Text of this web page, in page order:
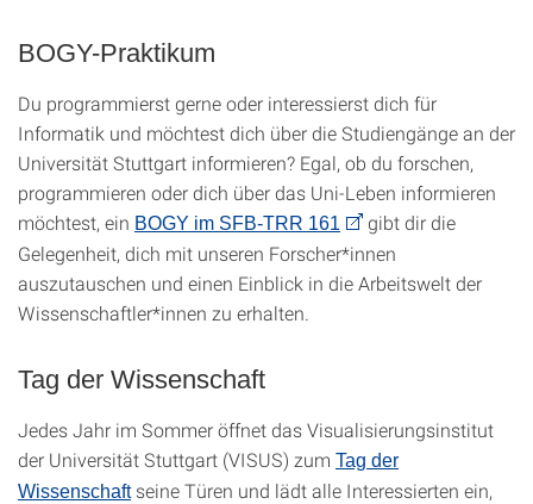
BOGY-Praktikum
Du programmierst gerne oder interessierst dich für
Informatik und möchtest dich über die Studiengänge an der
Universität Stuttgart informieren? Egal, ob du forschen,
programmieren oder dich über das Uni-Leben informieren
möchtest, ein BOGY im SFB-TRR 161
gibt dir die
Gelegenheit, dich mit unseren Forscher*innen
auszutauschen und einen Einblick in die Arbeitswelt der
Wissenschaftler*innen zu erhalten.
Tag der Wissenschaft
Jedes Jahr im Sommer öffnet das Visualisierungsinstitut
der Universität Stuttgart (VISUS) zum Tag der
Wissenschaftseine Türen und lädt alle Interessierten ein,